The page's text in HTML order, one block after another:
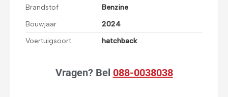
Brandstof
Benzine
Bouwjaar
2024
Voertuigsoort
hatchback
Vragen?Bel 088-0038038